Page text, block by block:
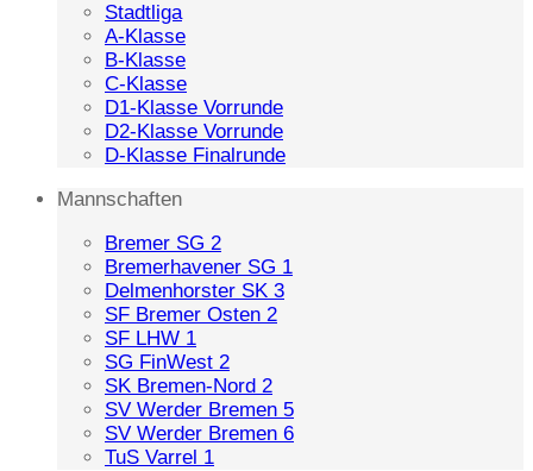
Stadtliga
A-Klasse
B-Klasse
C-Klasse
D1-Klasse Vorrunde
D2-Klasse Vorrunde
D-Klasse Finalrunde
Mannschaften
Bremer SG 2
Bremerhavener SG 1
Delmenhorster SK 3
SF Bremer Osten 2
SF LHW 1
SG FinWest 2
SK Bremen-Nord 2
SV Werder Bremen 5
SV Werder Bremen 6
TuS Varrel 1